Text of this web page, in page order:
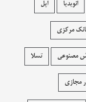
انویدیا اپل
مرکزی
مصنوعی تسلا
مجازی